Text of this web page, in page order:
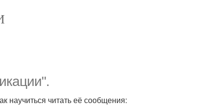
научиться читать её сообщения: